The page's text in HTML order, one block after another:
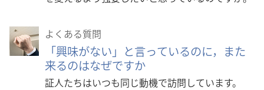
よくある質問
「興味がない」と言っているのに，また
来るのはなぜですか
証人たちはいつも同じ動機で訪問しています。